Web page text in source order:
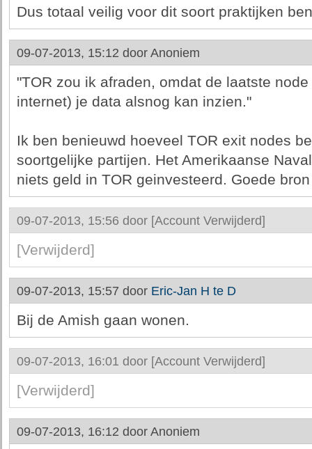
Dus totaal veilig voor dit soort praktijken
09-07-2013, 15:12 door Anoniem
"TOR zou ik afraden, omdat de laatste
internet) je data alsnog kan inzien."
Ik ben benieuwd hoeveel TOR exit nodes
soortgelijke partijen. Het Amerikaanse
niets geld in TOR geinvesteerd. Goede
09-07-2013, 15:56 door [Account Verwijderd]
[Verwijderd]
09-07-2013, 15:57 door Eric-Jan H te D
Bij de Amish gaan wonen.
09-07-2013, 16:01 door [Account Verwijderd]
[Verwijderd]
09-07-2013, 16:12 door Anoniem